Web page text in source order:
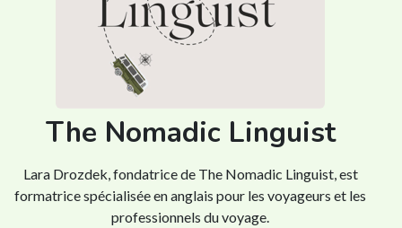
The Nomadic Linguist
Lara Drozdek, fondatrice de The Nomadic Linguist, est
formatrice spécialisée en anglais pour les voyageurs et les
professionnels du voyage.